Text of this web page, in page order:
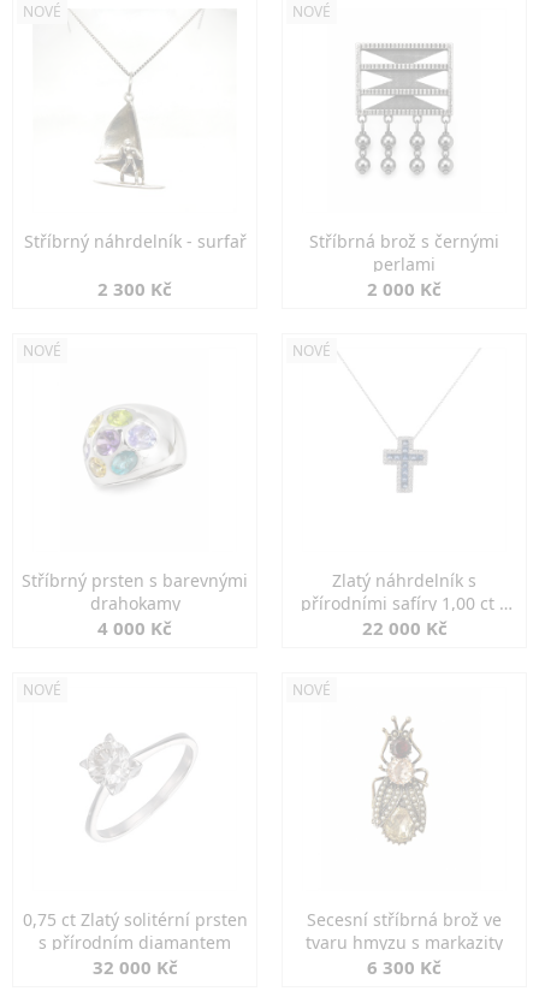
NOVÉ
Stříbrný náhrdelník - surfař
2 300 Kč
NOVÉ
Stříbrná brož s černými
perlami
2 000 Kč
NOVÉ
Stříbrný prsten s barevnými
drahokamy
4 000 Kč
NOVÉ
Zlatý náhrdelník s
přírodními safíry 1,00 ct a
diamanty
22 000 Kč
NOVÉ
0,75 ct Zlatý solitérní prsten
s přírodním diamantem
32 000 Kč
NOVÉ
Secesní stříbrná brož ve
tvaru hmyzu s markazity
6 300 Kč